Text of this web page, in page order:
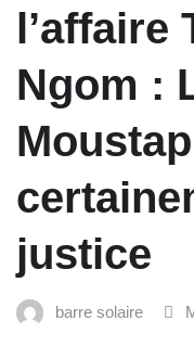
l’affaire
Ngom :
justice
barre solaire